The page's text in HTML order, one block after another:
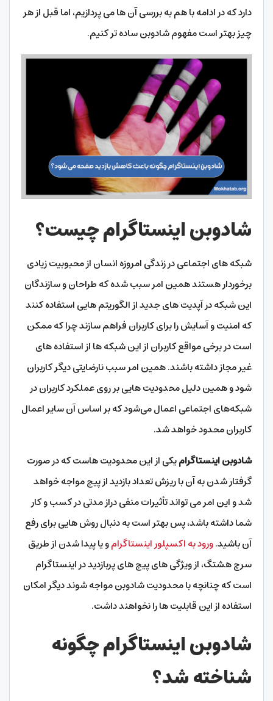
دارد که در ادامه با هم به بررسی آن ها می پردازیم، اما قبل از هر
چیز بهتر است مفهوم شادوبن ساده تر کنیم.
شادوبن اینستاگرام چیست؟
شبکه های اجتماعی در زندگی امروزه انسان از محبوبیت زیادی
برخوردار هستند همین امر سبب شده که طراحان و سازندگان
این شبکه در آپدیت های جدید از الگوریتم‌ هایی استفاده کنند
که امنیت و آسایش را برای کاربران فراهم سازند چرا که ممکن
است در برخی مواقع کاربران از این شبکه ها از استفاده های
غیر مجاز داشته باشند. همین امر سبب نارضایتی دیگر کاربران
شود و همین دلیل محدودیت هایی بر روی عملکرد کاربران در
شبکه‌های اجتماعی اعمال می‌شود که بر اساس آن سایر اعمال
کاربران محدود خواهد شد.
شادوبن اینستاگرامیکی از این محدودیت‌ هاست که در صورت
گرفتار شدن به آن با ریزش تعداد بازدید از پیج مواجه خواهد
شد و این امر می‌ تواند تأثیرات منفی دراز مدتی در کسب و کار
شما داشته باشد، پس بهتر است به دنبال روش هایی برای رفع
آن باشید.ورود به اکسپلور اینستاگرامو یا پیدا شدن از طریق
سرچ هشتگ، از ویژگی های پیج های پربازدید در اینستاگرام
است که چنانچه با محدودیت شادوبن مواجه شوند دیگر امکان
استفاده از این قابلیت ها را نخواهند داشت.
شادوبن اینستاگرام چگونه
شناخته شد؟